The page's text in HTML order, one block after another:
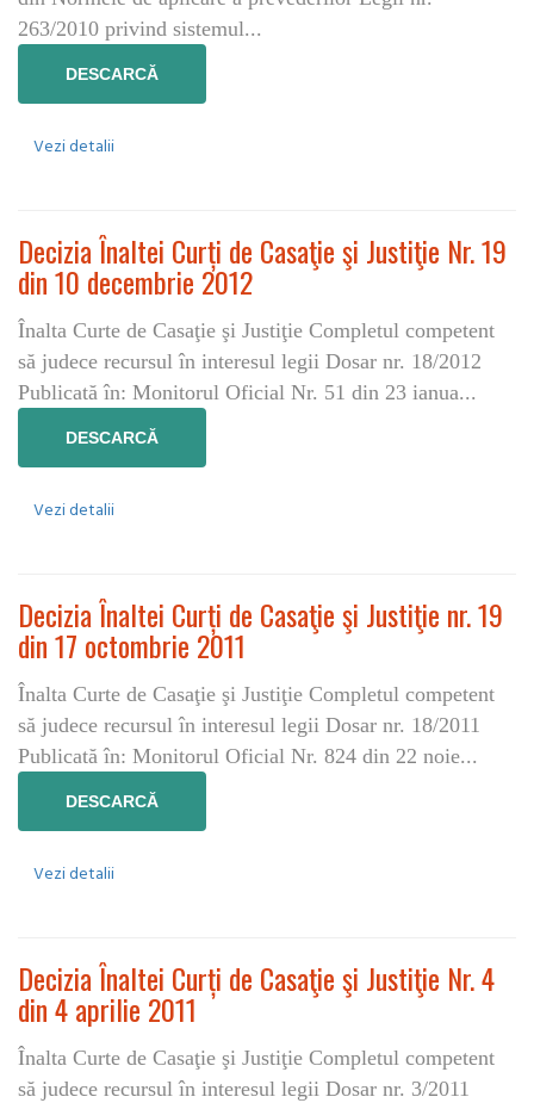
263/2010 privind sistemul...
DESCARCĂ
Vezi detalii
Decizia Înaltei Curți de Casaţie şi Justiţie Nr. 19
din 10 decembrie 2012
Înalta Curte de Casaţie şi Justiţie Completul competent
să judece recursul în interesul legii Dosar nr. 18/2012
Publicată în: Monitorul Oficial Nr. 51 din 23 ianua...
DESCARCĂ
Vezi detalii
Decizia Înaltei Curți de Casaţie şi Justiţie nr. 19
din 17 octombrie 2011
Înalta Curte de Casaţie şi Justiţie Completul competent
să judece recursul în interesul legii Dosar nr. 18/2011
Publicată în: Monitorul Oficial Nr. 824 din 22 noie...
DESCARCĂ
Vezi detalii
Decizia Înaltei Curți de Casaţie şi Justiţie Nr. 4
din 4 aprilie 2011
Înalta Curte de Casaţie şi Justiţie Completul competent
să judece recursul în interesul legii Dosar nr. 3/2011